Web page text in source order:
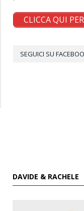
CLICCA QUI
SEGUICI SU
DAVIDE & RACHELE